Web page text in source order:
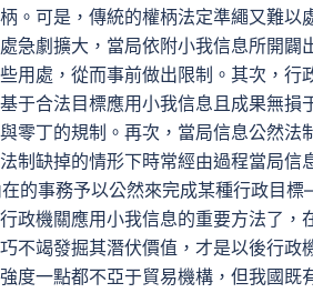
。可是，傳統的權柄法定準繩又難以
急劇擴大，當局依附小我信息所開闢
用處，從而事前做出限制。其次，行
于合法目標應用小我信息且成果無損
零丁的規制。再次，當局信息公然法
制缺掉的情形下時常經由過程當局信
的事務予以公然來完成某種行政目
機關應用小我信息的重要方法了，
不竭發掘其潛伏價值，才是以後行政
度一點都不亞于貿易機構，但我國既